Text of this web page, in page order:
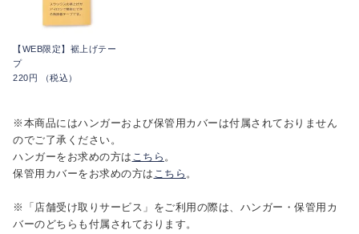
【WEB限定】裾上げテー
プ
220円 （税込）
※本商品にはハンガーおよび保管用カバーは付属されておりません
のでご了承ください。
ハンガーをお求めの方は こちら 。
保管用カバーをお求めの方は こちら 。
※「店舗受け取りサービス」をご利用の際は、ハンガー・保管用カ
バーのどちらも付属されております。